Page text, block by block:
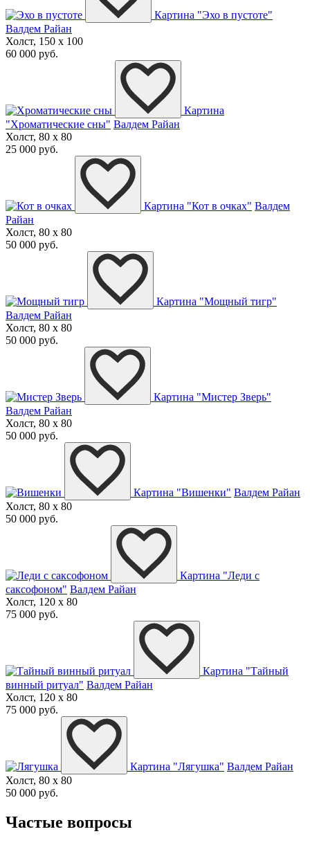
Картина "Эхо в пустоте"
Валдем Райан
Холст, 150 x 100
60 000 руб.
Картина
"Хроматические сны" Валдем Райан
Холст, 80 x 80
25 000 руб.
Картина "Кот в очках" Валдем
Райан
Холст, 80 x 80
50 000 руб.
Картина "Мощный тигр"
Валдем Райан
Холст, 80 x 80
50 000 руб.
Картина "Мистер Зверь"
Валдем Райан
Холст, 80 x 80
50 000 руб.
Картина "Вишенки" Валдем Райан
Холст, 80 x 80
50 000 руб.
Картина "Леди с
саксофоном" Валдем Райан
Холст, 120 x 80
75 000 руб.
Картина "Тайный
винный ритуал" Валдем Райан
Холст, 120 x 80
75 000 руб.
Картина "Лягушка" Валдем Райан
Холст, 80 x 80
50 000 руб.
Частые вопросы